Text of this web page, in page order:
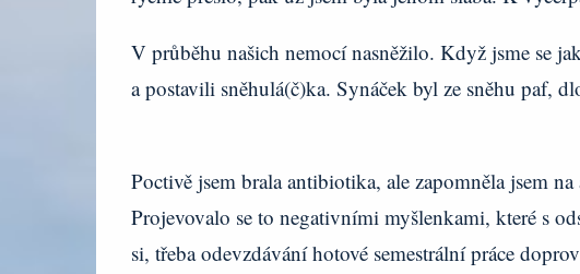
V průběhu našich nemocí nasněžilo. Když jsme se
a postavili sněhulá(č)ka. Synáček byl ze sněhu paf,
Poctivě jsem brala antibiotika, ale zapomněla jsem
Projevovalo se to negativními myšlenkami, které s
si, třeba odevzdávání hotové semestrální práce